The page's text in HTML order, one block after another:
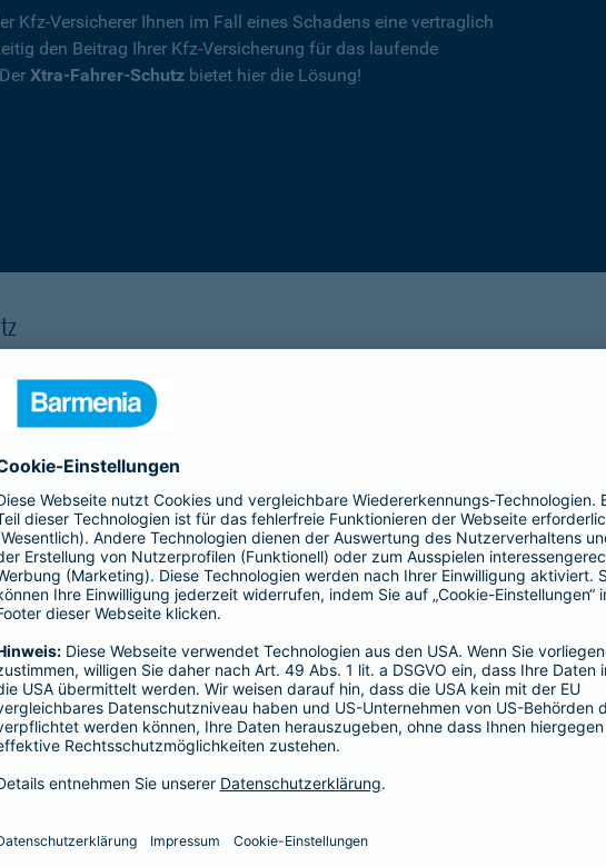
Kfz-Versicherer Ihnen im Fall eines Schadens eine vertraglich
den Beitrag Ihrer Kfz-Versicherung für das laufende
Xtra-Fahrer-Schutz bietet hier die Lösung!
die Ihnen nach einem Unfall durch die
Ihnen wegen einer unerlaubten Erweiterung des
Fahrerkreises in Rechnung gestellt wird
1, 2 oder 3 Tage bzw.
1, 2 oder 3 Wochen
berechnen und direkt abschließen